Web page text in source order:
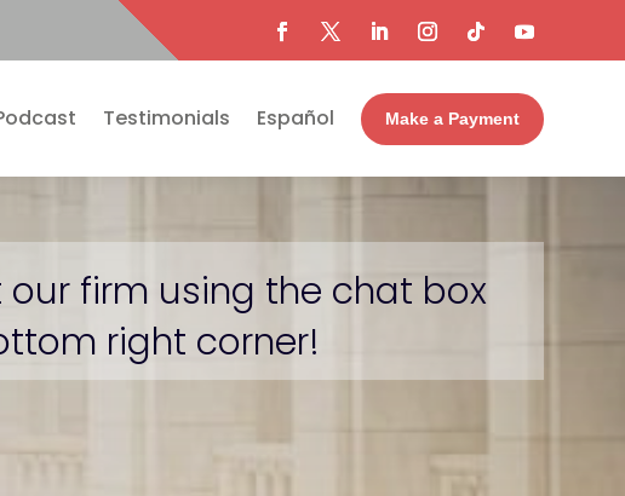
Testimonials Español Make a Payment
firm using the chat box
right corner!